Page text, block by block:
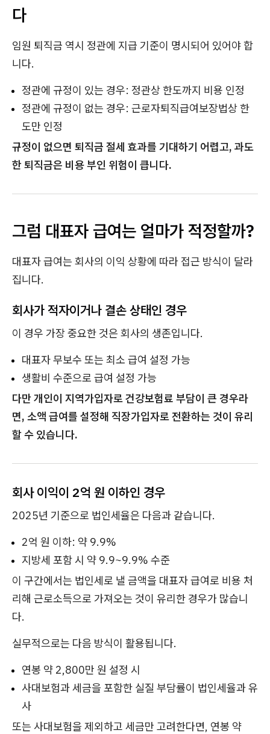
다
임원 퇴직금 역시 정관에 지급 기준이 명시되어 있어야 합
니다.
정관에 규정이 있는 경우: 정관상 한도까지 비용 인정
정관에 규정이 없는 경우: 근로자퇴직급여보장법상 한
도만 인정
규정이 없으면 퇴직금 절세 효과를 기대하기 어렵고, 과도
한 퇴직금은 비용 부인 위험이 큽니다.
그럼 대표자 급여는 얼마가 적정할까?
대표자 급여는 회사의 이익 상황에 따라 접근 방식이 달라
집니다.
회사가 적자이거나 결손 상태인 경우
이 경우 가장 중요한 것은 회사의 생존입니다.
대표자 무보수 또는 최소 급여 설정 가능
생활비 수준으로 급여 설정 가능
다만 개인이 지역가입자로 건강보험료 부담이 큰 경우라
면, 소액 급여를 설정해 직장가입자로 전환하는 것이 유리
할 수 있습니다.
회사 이익이 2억 원 이하인 경우
2025년 기준으로 법인세율은 다음과 같습니다.
2억 원 이하: 약 9.9%
지방세 포함 시 약 9.9~9.9% 수준
이 구간에서는 법인세로 낼 금액을 대표자 급여로 비용 처
리해 근로소득으로 가져오는 것이 유리한 경우가 많습니
다.
실무적으로는 다음 방식이 활용됩니다.
연봉 약 2,800만 원 설정 시
사대보험과 세금을 포함한 실질 부담률이 법인세율과 유
사
또는 사대보험을 제외하고 세금만 고려한다면, 연봉 약